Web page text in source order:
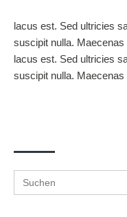
lacus est. Sed ultricies
suscipit nulla.
lacus est. Sed ultricies
suscipit nulla.
Search
for: